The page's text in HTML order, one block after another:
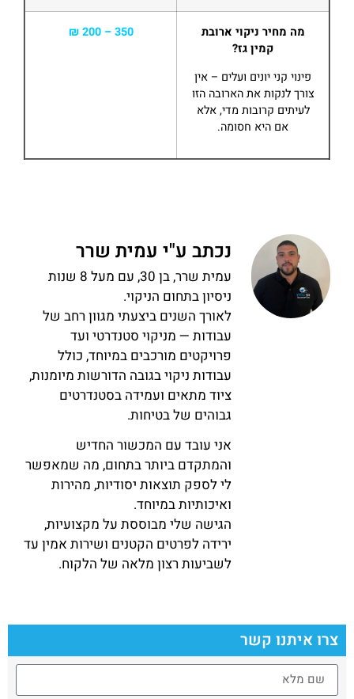
מה מחיר ניקוי ארובת
קמין גז?
פינוי קני יונים ועלים – אין
צורך לנקות את הארובה הזו
לעיתים קרובות מדי, אלא
אם היא חסומה.
350 – 200 ₪
נכתב ע"י עמית שרר
עמית שרר, בן 30, עם מעל 8 שנות
ניסיון בתחום הניקוי.
לאורך השנים ביצעתי מגוון רחב של
עבודות — מניקוי סטנדרטי ועד
פרויקטים מורכבים במיוחד, כולל
עבודות ניקוי בגובה הדורשות מיומנות,
ציוד מתאים ועמידה בסטנדרטים
גבוהים של בטיחות.
אני עובד עם המכשור החדיש
והמתקדם ביותר בתחום, מה שמאפשר
לי לספק תוצאות יסודיות, מהירות
ואיכותיות במיוחד.
הגישה שלי מבוססת על מקצועיות,
ירידה לפרטים הקטנים ושירות אמין עד
לשביעות רצון מלאה של הלקוח.
צרו איתנו קשר